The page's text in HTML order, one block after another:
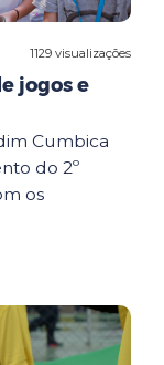
1129 visualizações
jogos e
Cumbica
do 2º
os